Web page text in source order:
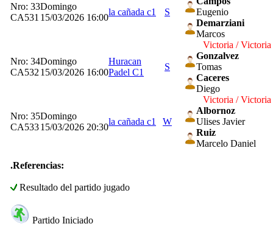
Nro: 33
CA531
Domingo
15/03/2026 16:00
la cañada c1 S
Eugenio
Demarziani
Marcos
Nro: 34
CA532
Domingo
15/03/2026 16:00
Huracan
Padel C1
S
Victoria / Victoria
Gonzalvez
Tomas
Caceres
Diego
Nro: 35
CA533
Domingo
15/03/2026 20:30
la cañada c1 W
Victoria / Victoria
Albornoz
Ulises Javier
Ruiz
Marcelo Daniel
.Referencias:
Resultado del partido jugado
Partido Iniciado